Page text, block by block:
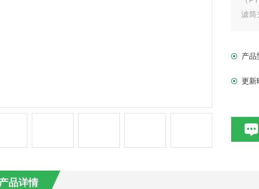
滤筒
产品
更新
品详情